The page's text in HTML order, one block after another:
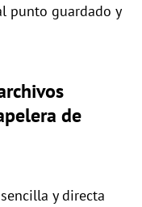
punto guardado y
de
y directa